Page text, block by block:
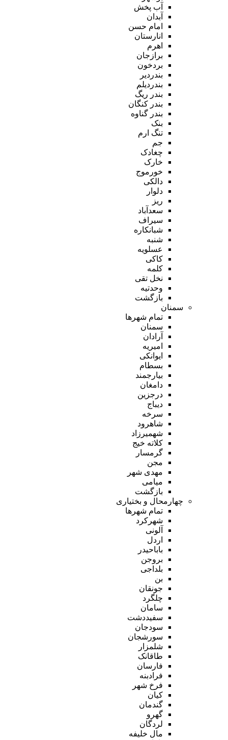
آب پخش
آبدان
امام حسن
انارستان
اهرم
برازجان
بردخون
بندردیر
بندردیلم
بندر ریگ
بندر کنگان
بندر گناوه
بنک
تنگ ارم
جم
چغادک
خارک
خورموج
دالکی
دلوار
ریز
سعدآباد
سیراف
شبانکاره
شنبه
عسلویه
کاکی
کلمه
نخل تقی
وحدتیه
بازگشت
سمنان
تمام شهر‌ها
سمنان
آرادان
امیریه
ایوانکی
بسطام
بیارجمند
دامغان
درجزین
دیباج
سرخه
شاهرود
شهمیرزاد
کلاته خیج
گرمسار
مجن
مهدی شهر
میامی
بازگشت
چهارمحال و بختیاری
تمام شهر‌ها
شهرکرد
آلونی
اردل
باباحیدر
بروجن
بلداجی
بن
جونقان
چلگرد
سامان
سفیددشت
سودجان
سورشجان
شلمزار
طاقانک
فارسان
فرادبنه
فرخ شهر
کیان
گندمان
گهرو
لردگان
مال خلیفه